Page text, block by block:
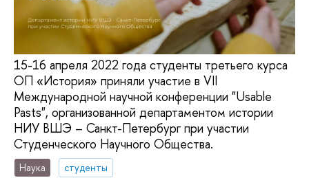
15-16 апреля 2022 года студенты третьего курса
ОП «История» приняли участие в VII
Международной научной конференции "Usable
Pasts", организованной департаментом истории
НИУ ВШЭ – Санкт-Петербург при участии
Студенческого Научного Общества.
Наука студенты